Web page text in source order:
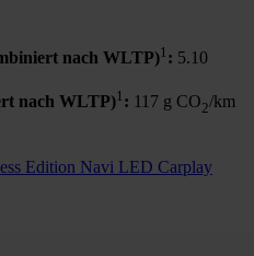
nach WLTP)1 : 5.10
nach WLTP)1 : 117 g CO2/km
Edition Navi LED Carplay